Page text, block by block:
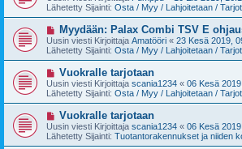
s
t
s
i
v
e
s
t
Lähetetty Sijainti: Osta / Myy / Lahjoitetaan /
U
u
s
i
v
e
s
t
Myydään: Palax Combi TSV E
Uusin viesti Kirjoittaja Amatööri « 23 Kesä 2019,
Lähetetty Sijainti: Osta / Myy / Lahjoitetaan /
U
u
s
i
v
e
s
Vuokralle tarjotaan
Uusin viesti Kirjoittaja scania1234 « 06 Kesä
Lähetetty Sijainti: Osta / Myy / Lahjoitetaan /
U
u
s
i
Vuokralle tarjotaan
Uusin viesti Kirjoittaja scania1234 « 06 Kesä
Lähetetty Sijainti: Tuotantorakennukset ja niiden